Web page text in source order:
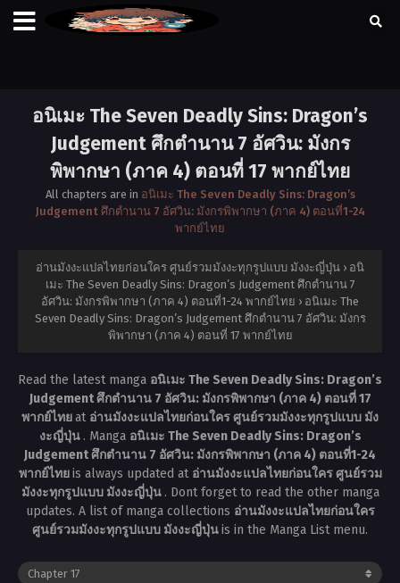
อนิเมะ The Seven Deadly Sins: Dragon’s
Judgement ศึกตำนาน 7 อัศวิน: มังกร
พิพากษา (ภาค 4) ตอนที่ 17 พากย์ไทย
All chapters are in อนิเมะ The Seven Deadly Sins: Dragon’s
Judgement ศึกตำนาน 7 อัศวิน: มังกรพิพากษา (ภาค 4) ตอนที่1-24
พากย์ไทย
อ่านมังงะแปลไทยก่อนใคร ศูนย์รวมมังงะทุกรูปแบบ มังงะญี่ปุ่น › อนิ
เมะ The Seven Deadly Sins: Dragon’s Judgement ศึกตำนาน 7
อัศวิน: มังกรพิพากษา (ภาค 4) ตอนที่1-24 พากย์ไทย › อนิเมะ The
Seven Deadly Sins: Dragon’s Judgement ศึกตำนาน 7 อัศวิน: มังกร
พิพากษา (ภาค 4) ตอนที่ 17 พากย์ไทย
Read the latest manga อนิเมะ The Seven Deadly Sins: Dragon’s
Judgement ศึกตำนาน 7 อัศวิน: มังกรพิพากษา (ภาค 4) ตอนที่ 17
พากย์ไทยat อ่านมังงะแปลไทยก่อนใคร ศูนย์รวมมังงะทุกรูปแบบ มัง
งะญี่ปุ่น . Manga อนิเมะ The Seven Deadly Sins: Dragon’s
Judgement ศึกตำนาน 7 อัศวิน: มังกรพิพากษา (ภาค 4) ตอนที่1-24
พากย์ไทยis always updated at อ่านมังงะแปลไทยก่อนใคร ศูนย์รวม
มังงะทุกรูปแบบ มังงะญี่ปุ่น . Dont forget to read the other manga
updates. A list of manga collections อ่านมังงะแปลไทยก่อนใคร
ศูนย์รวมมังงะทุกรูปแบบ มังงะญี่ปุ่นis in the Manga List menu.